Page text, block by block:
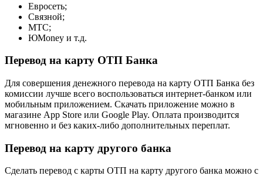
Евросеть;
Связной;
МТС;
ЮMoney и т.д.
Перевод на карту ОТП Банка
Для совершения денежного перевода на карту ОТП Банка без
комиссии лучше всего воспользоваться интернет-банком или
мобильным приложением. Скачать приложение можно в
магазине App Store или Google Play. Оплата производится
мгновенно и без каких-либо дополнительных переплат.
Перевод на карту другого банка
Сделать перевод с карты ОТП на карту другого банка можно с